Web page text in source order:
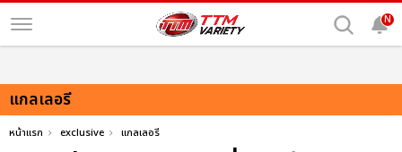
N
แกลเลอรี
หน้าแรก exclusive แกลเลอรี